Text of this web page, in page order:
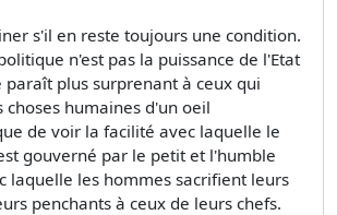
s'il en reste toujours une condition.
n'est pas la puissance de l'Etat
paraît plus surprenant à ceux qui
humaines d'un oeil
de voir la facilité avec laquelle le
gouverné par le petit et l'humble
laquelle les hommes sacrifient leurs
penchants à ceux de leurs chefs.